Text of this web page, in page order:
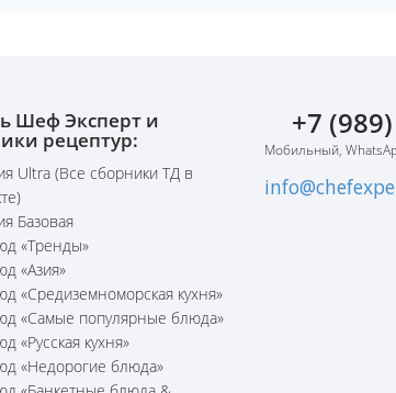
Шеф Эксперт и
рецептур:
Ultra (Все сборники ТД в
Базовая
«Тренды»
«Азия»
«Средиземноморская кухня»
«Самые популярные блюда»
«Русская кухня»
«Недорогие блюда»
+7
Мобильный,